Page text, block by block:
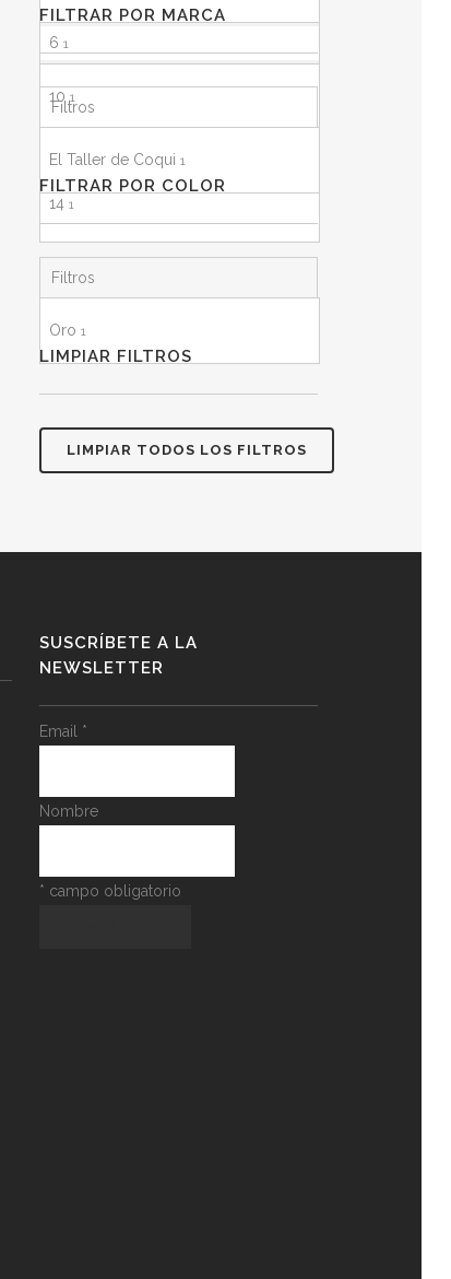
6 1
101
121
14 1
161
FILTRAR POR MARCA
Filtros
El Taller de Coqui 1
FILTRAR POR COLOR
Filtros
Oro 1
LIMPIAR FILTROS
LIMPIAR TODOS LOS FILTROS
SUSCRÍBETE A LA
NEWSLETTER
Email *
Nombre
* campo obligatorio